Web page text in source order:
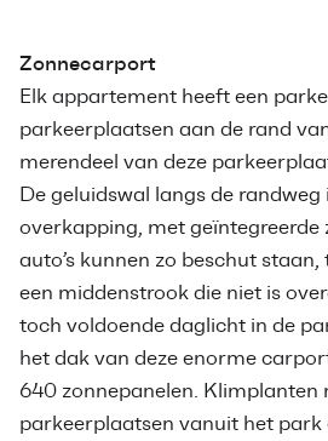
Zonnecarport
Elk appartement heeft een
parkeerplaatsen aan de rand
merendeel van deze
De geluidswal langs de randweg
overkapping, met geïntegreerde
auto’s kunnen zo beschut
een middenstrook die niet is
toch voldoende daglicht in de
het dak van deze enorme
640 zonnepanelen. Klimplanten
parkeerplaatsen vanuit het park